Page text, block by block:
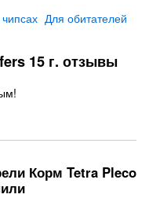
Для обитателей
15 г. отзывы
Корм Tetra Pleco